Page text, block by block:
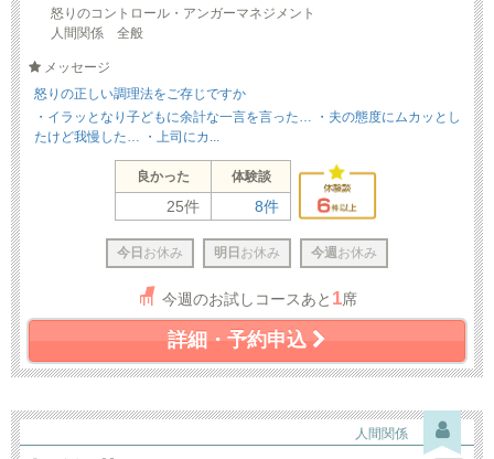
怒りのコントロール・アンガーマネジメント
人間関係 全般
メッセージ
怒りの正しい調理法をご存じですか
・イラッとなり子どもに余計な一言を言った… ・夫の態度にムカッとし
たけど我慢した… ・上司にカ...
良かった 体験談
25件 8件
今日 お休み 明日 お休み 今週 お休み
今週のお試しコースあと 1席
詳細・予約申込
人間関係